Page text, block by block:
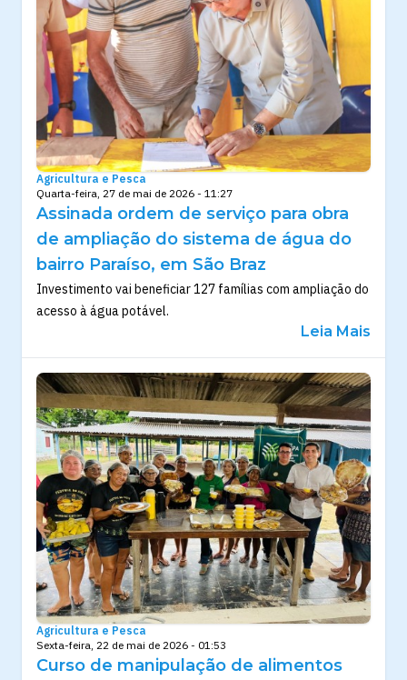
Agricultura e Pesca
Quarta-feira, 27 de mai de 2026 - 11:27
Assinada ordem de serviço para obra
de ampliação do sistema de água do
bairro Paraíso, em São Braz
Investimento vai beneficiar 127 famílias com ampliação do
acesso à água potável.
Leia Mais
Agricultura e Pesca
Sexta-feira, 22 de mai de 2026 - 01:53
Curso de manipulação de alimentos